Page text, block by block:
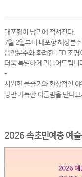
대포항이 낭만에 적셔진다.
7월 2일부터 대포항 해상분
음악분수와 화려한 LED 조
더욱 특별하게 만들어드립니
-
시원한 물줄기와 환상적인
낭만 가득한 여름밤을 만나보
2026 속초민예총 예술